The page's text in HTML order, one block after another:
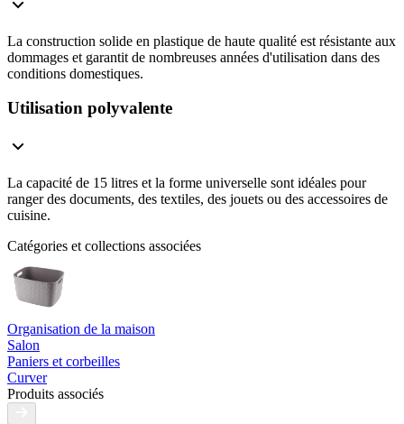
La construction solide en plastique de haute qualité est résistante aux
dommages et garantit de nombreuses années d'utilisation dans des
conditions domestiques.
Utilisation polyvalente
La capacité de 15 litres et la forme universelle sont idéales pour
ranger des documents, des textiles, des jouets ou des accessoires de
cuisine.
Catégories et collections associées
Organisation de la maison
Salon
Paniers et corbeilles
Curver
Produits associés